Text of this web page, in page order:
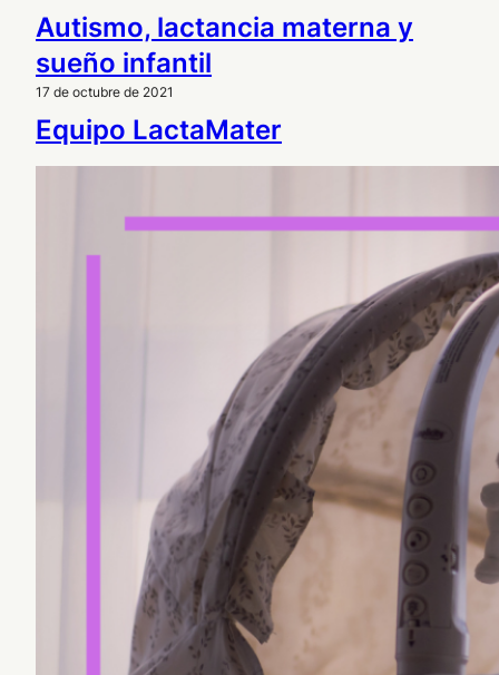
Autismo, lactancia materna y
sueño infantil
17 de octubre de 2021
Equipo LactaMater